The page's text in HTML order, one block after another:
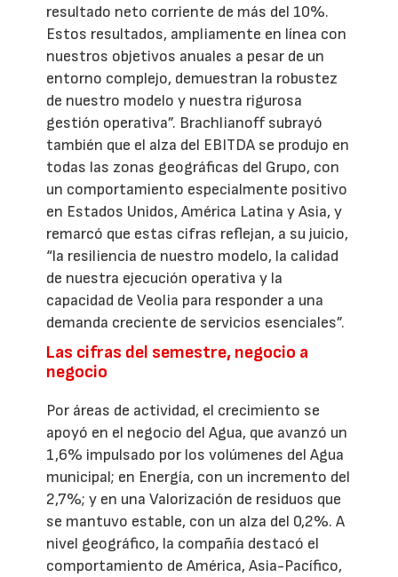
resultado neto corriente de más del 10%.
Estos resultados, ampliamente en línea con
nuestros objetivos anuales a pesar de un
entorno complejo, demuestran la robustez
de nuestro modelo y nuestra rigurosa
gestión operativa”. Brachlianoff subrayó
también que el alza del EBITDA se produjo en
todas las zonas geográficas del Grupo, con
un comportamiento especialmente positivo
en Estados Unidos, América Latina y Asia, y
remarcó que estas cifras reflejan, a su juicio,
“la resiliencia de nuestro modelo, la calidad
de nuestra ejecución operativa y la
capacidad de Veolia para responder a una
demanda creciente de servicios esenciales”.
Las cifras del semestre, negocio a
negocio
Por áreas de actividad, el crecimiento se
apoyó en el negocio del Agua, que avanzó un
1,6% impulsado por los volúmenes del Agua
municipal; en Energía, con un incremento del
2,7%; y en una Valorización de residuos que
se mantuvo estable, con un alza del 0,2%. A
nivel geográfico, la compañía destacó el
comportamiento de América, Asia-Pacífico,